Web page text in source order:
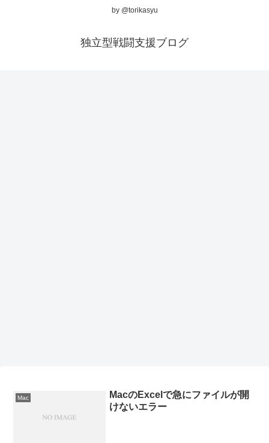
by @torikasyu
独立型戦闘支援ブログ
Mac
MacのExcelで急にファイルが開
けないエラー